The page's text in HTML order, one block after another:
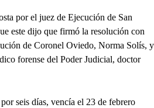
por el juez de Ejecución de San
este dijo que firmó la resolución con
de Coronel Oviedo, Norma Solís, y
forense del Poder Judicial, doctor
seis días, vencía el 23 de febrero